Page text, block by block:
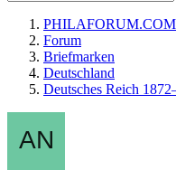
PHILAFORUM.COM
Forum
Briefmarken
Deutschland
Deutsches Reich